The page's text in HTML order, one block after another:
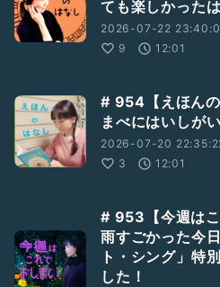
ても楽しかった
2026-07-22
9
12:01
# 954【えほん
まべにはいしが
2026-07-20
3
12:01
# 953【今週はこ
雨すごかった今
ト・シング」特
した！